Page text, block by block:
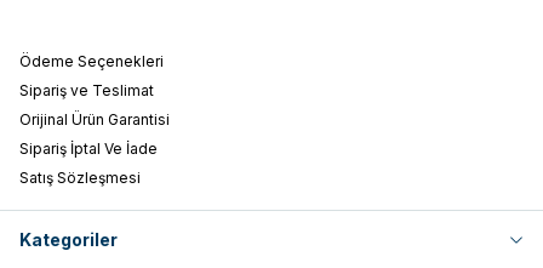
Ödeme Seçenekleri
Sipariş ve Teslimat
Orijinal Ürün Garantisi
Sipariş İptal Ve İade
Satış Sözleşmesi
Kategoriler